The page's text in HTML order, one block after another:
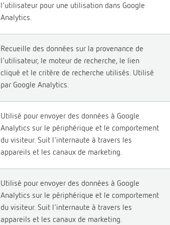
l'utilisateur pour une utilisation dans Google
Analytics.
Recueille des données sur la provenance de
l'utilisateur, le moteur de recherche, le lien
cliqué et le critère de recherche utilisés. Utilisé
par Google Analytics.
Utilisé pour envoyer des données à Google
Analytics sur le périphérique et le comportement
du visiteur. Suit l'internaute à travers les
appareils et les canaux de marketing.
Utilisé pour envoyer des données à Google
Analytics sur le périphérique et le comportement
du visiteur. Suit l'internaute à travers les
appareils et les canaux de marketing.